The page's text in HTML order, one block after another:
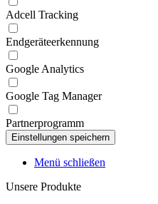
Adcell Tracking
Endgeräteerkennung
Google Analytics
Google Tag Manager
Partnerprogramm
Menü schließen
Unsere Produkte